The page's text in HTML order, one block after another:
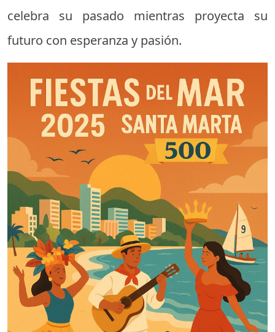
celebra su pasado mientras proyecta su
futuro con esperanza y pasión.